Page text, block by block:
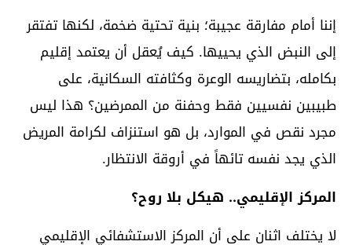
إننا أمام مفارقة عجيبة؛ بنية تحتية ضخمة، لكنها تفتقر
إلى النبض الذي يحييها. كيف يُعقل أن يعتمد إقليم
بكامله، بتضاريسه الوعرة وكثافته السكانية، على
طبيبين نفسيين فقط وحفنة من الممرضين؟ هذا ليس
مجرد نقص في الموارد، بل هو استنزاف لكرامة المريض
الذي يجد نفسه تائهاً في أروقة الانتظار.
المركز الإقليمي.. هيكل بلا روح؟
لا يختلف اثنان على أن المركز الاستشفائي الإقليمي